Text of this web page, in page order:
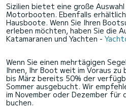
Sizilien bietet eine große
Motorbooten. Ebenfalls
Hausboote. Wenn Sie Ihren
erleben möchten, haben Sie die
Katamaranen und Yachten -
Wenn Sie einen mehrtägigen
Ihnen, Ihr Boot weit im Voraus zu
bis März bereits 50% der
Sommer ausgebucht. Wir
im November oder Dezember für
buchen.